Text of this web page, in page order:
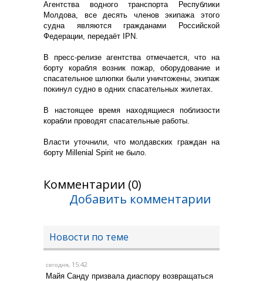
Агентства водного транспорта Республики
Молдова, все десять членов экипажа этого
судна являются гражданами Российской
Федерации, передаёт IPN.
В пресс-релизе агентства отмечается, что на
борту корабля возник пожар, оборудование и
спасательное шлюпки были уничтожены, экипаж
покинул судно в одних спасательных жилетах.
В настоящее время находящиеся поблизости
корабли проводят спасательные работы.
Власти уточнили, что молдавских граждан на
борту Millenial Spirit не было.
Комментарии (0)
Добавить комментарии
Новости по теме
сегодня, 15:42
Майя Санду призвала диаспору возвращаться